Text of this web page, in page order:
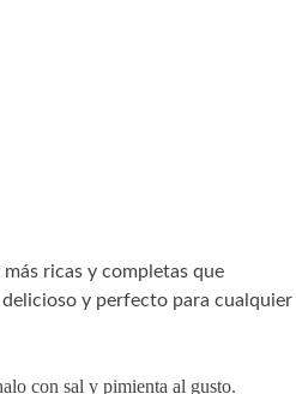
más ricas y completas que
y perfecto para cualquier
con sal y pimienta al gusto.